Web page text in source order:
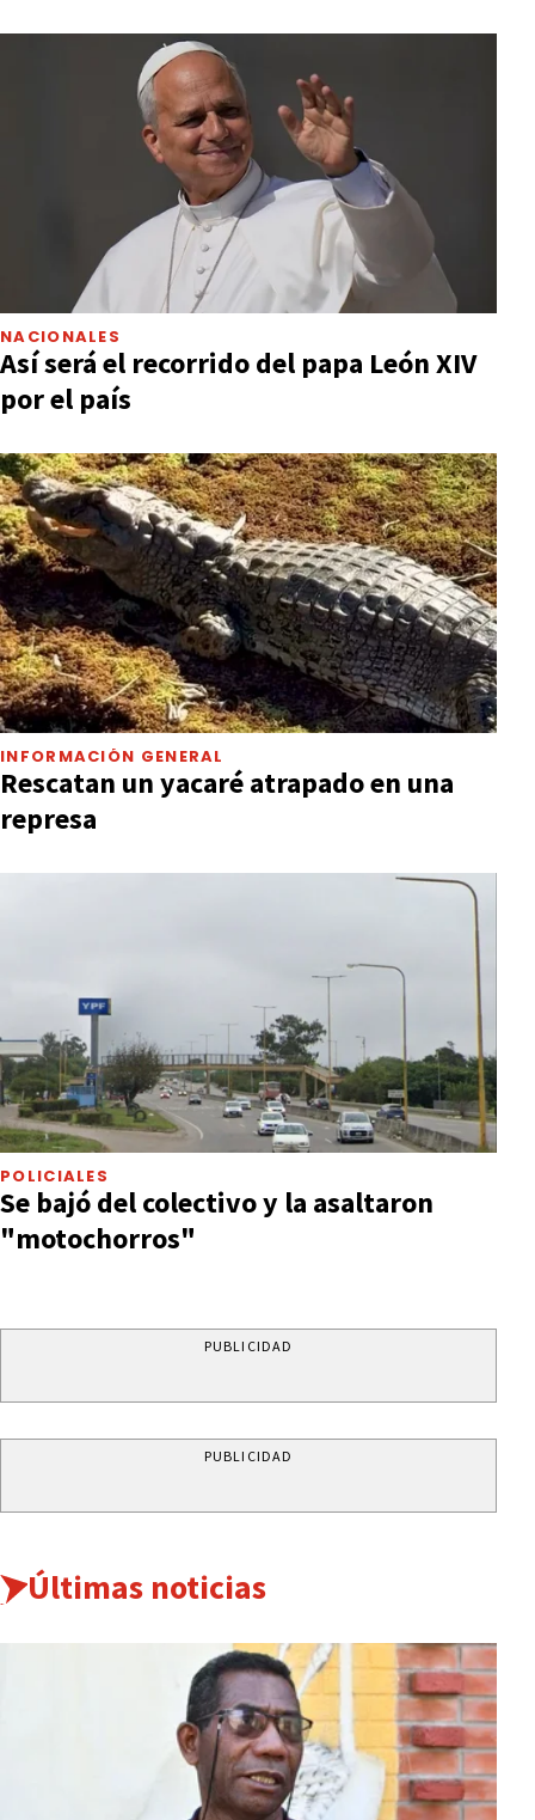
NACIONALES
Así será el recorrido del papa León XIV
por el país
INFORMACIÓN GENERAL
Rescatan un yacaré atrapado en una
represa
POLICIALES
Se bajó del colectivo y la asaltaron
"motochorros"
PUBLICIDAD
PUBLICIDAD
Últimas noticias